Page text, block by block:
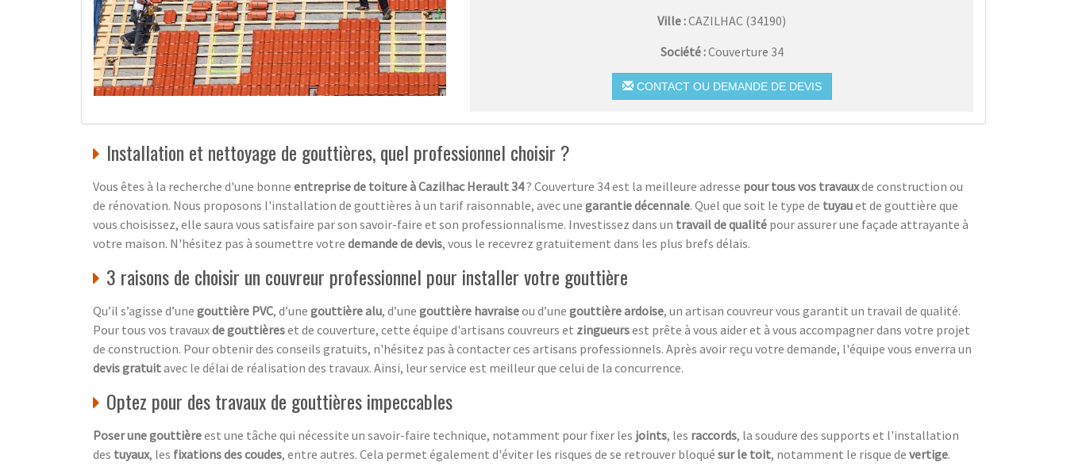
Ville :CAZILHAC (34190)
Société :Couverture 34
CONTACT OU DEMANDE DE DEVIS
Installation et nettoyage de gouttières, quel professionnel choisir ?
Vous êtes à la recherche d'une bonne entreprise de toiture à Cazilhac Herault 34? Couverture 34 est la meilleure adresse pour tous vos travauxde construction ou
de rénovation. Nous proposons l'installation de gouttières à un tarif raisonnable, avec une garantie décennale. Quel que soit le type de tuyauet de gouttière que
vous choisissez, elle saura vous satisfaire par son savoir-faire et son professionnalisme. Investissez dans un travail de qualité pour assurer une façade attrayante à
votre maison. N'hésitez pas à soumettre votre demande de devis, vous le recevrez gratuitement dans les plus brefs délais.
3 raisons de choisir un couvreur professionnel pour installer votre gouttière
Qu’il s’agisse d’une gouttière PVC, d’une gouttière alu, d’une gouttière havraiseou d’une gouttière ardoise, un artisan couvreur vous garantit un travail de qualité.
Pour tous vos travauxde gouttièreset de couverture, cette équipe d'artisans couvreurs et zingueursest prête à vous aider et à vous accompagner dans votre projet
de construction. Pour obtenir des conseils gratuits, n'hésitez pas à contacter ces artisans professionnels. Après avoir reçu votre demande, l'équipe vous enverra un
devis gratuitavec le délai de réalisation des travaux. Ainsi, leur service est meilleur que celui de la concurrence.
Optez pour des travaux de gouttières impeccables
Poser une gouttièreest une tâche qui nécessite un savoir-faire technique, notamment pour fixer les joints, les raccords, la soudure des supports et l'installation
des tuyaux, les fixations des coudes, entre autres. Cela permet également d'éviter les risques de se retrouver bloqué sur le toit, notamment le risque de vertige.